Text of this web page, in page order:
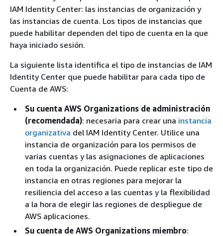
IAM Identity Center: las instancias de organización y
las instancias de cuenta. Los tipos de instancias que
puede habilitar dependen del tipo de cuenta en la que
haya iniciado sesión.
La siguiente lista identifica el tipo de instancias de IAM
Identity Center que puede habilitar para cada tipo de
Cuenta de AWS:
Su cuenta AWS Organizations de administración
(recomendada): necesaria para crear una instancia
organizativa del IAM Identity Center. Utilice una
instancia de organización para los permisos de
varias cuentas y las asignaciones de aplicaciones
en toda la organización. Puede replicar este tipo de
instancia en otras regiones para mejorar la
resiliencia del acceso a las cuentas y la flexibilidad
a la hora de elegir las regiones de despliegue de
AWS aplicaciones.
Su cuenta de AWS Organizations miembro: